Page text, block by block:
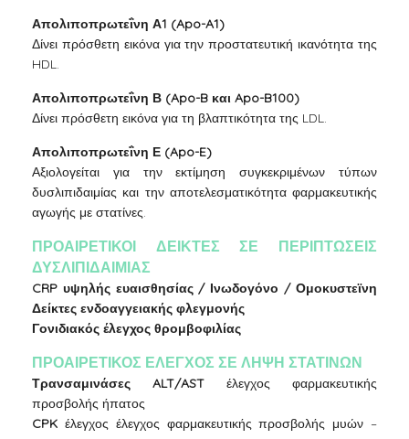
Απολιποπρωτεΐνη Α1 (Apo-A1)
Δίνει πρόσθετη εικόνα για την προστατευτική ικανότητα της
HDL.
Απολιποπρωτεΐνη Β (Apo-B και Apo-B100)
Δίνει πρόσθετη εικόνα για τη βλαπτικότητα της LDL.
Απολιποπρωτεΐνη Ε (Apo-E)
Αξιολογείται για την εκτίμηση συγκεκριμένων τύπων
δυσλιπιδαιμίας και την αποτελεσματικότητα φαρμακευτικής
αγωγής με στατίνες.
ΠΡΟΑΙΡΕΤΙΚΟΙ ΔΕΙΚΤΕΣ ΣΕ ΠΕΡΙΠΤΩΣΕΙΣ
ΔΥΣΛΙΠΙΔΑΙΜΙΑΣ
CRP υψηλής ευαισθησίας / Ινωδογόνο / Ομοκυστεϊνη
Δείκτες ενδοαγγειακής φλεγμονής
Γονιδιακός έλεγχος θρομβοφιλίας
ΠΡΟΑΙΡΕΤΙΚΟΣ ΕΛΕΓΧΟΣ ΣΕ ΛΗΨΗ ΣΤΑΤΙΝΩΝ
Τρανσαμινάσες ALT/AST έλεγχος φαρμακευτικής
προσβολής ήπατος
CPK έλεγχος έλεγχος φαρμακευτικής προσβολής μυών –